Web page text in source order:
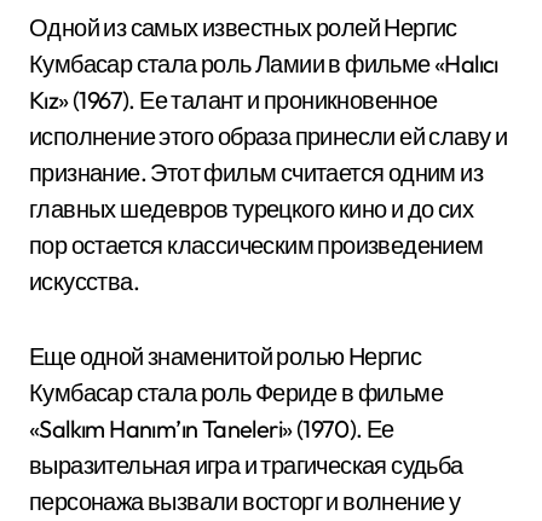
Одной из самых известных ролей Нергис
Кумбасар стала роль Ламии в фильме «Halıcı
Kız» (1967). Ее талант и проникновенное
исполнение этого образа принесли ей славу и
признание. Этот фильм считается одним из
главных шедевров турецкого кино и до сих
пор остается классическим произведением
искусства.
Еще одной знаменитой ролью Нергис
Кумбасар стала роль Фериде в фильме
«Salkım Hanım’ın Taneleri» (1970). Ее
выразительная игра и трагическая судьба
персонажа вызвали восторг и волнение у